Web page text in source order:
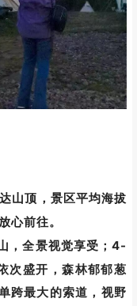
山顶，景区平均海拔
心前往。
，全景视觉享受；4-
次盛开，森林郁郁葱
跨最大的索道，视野